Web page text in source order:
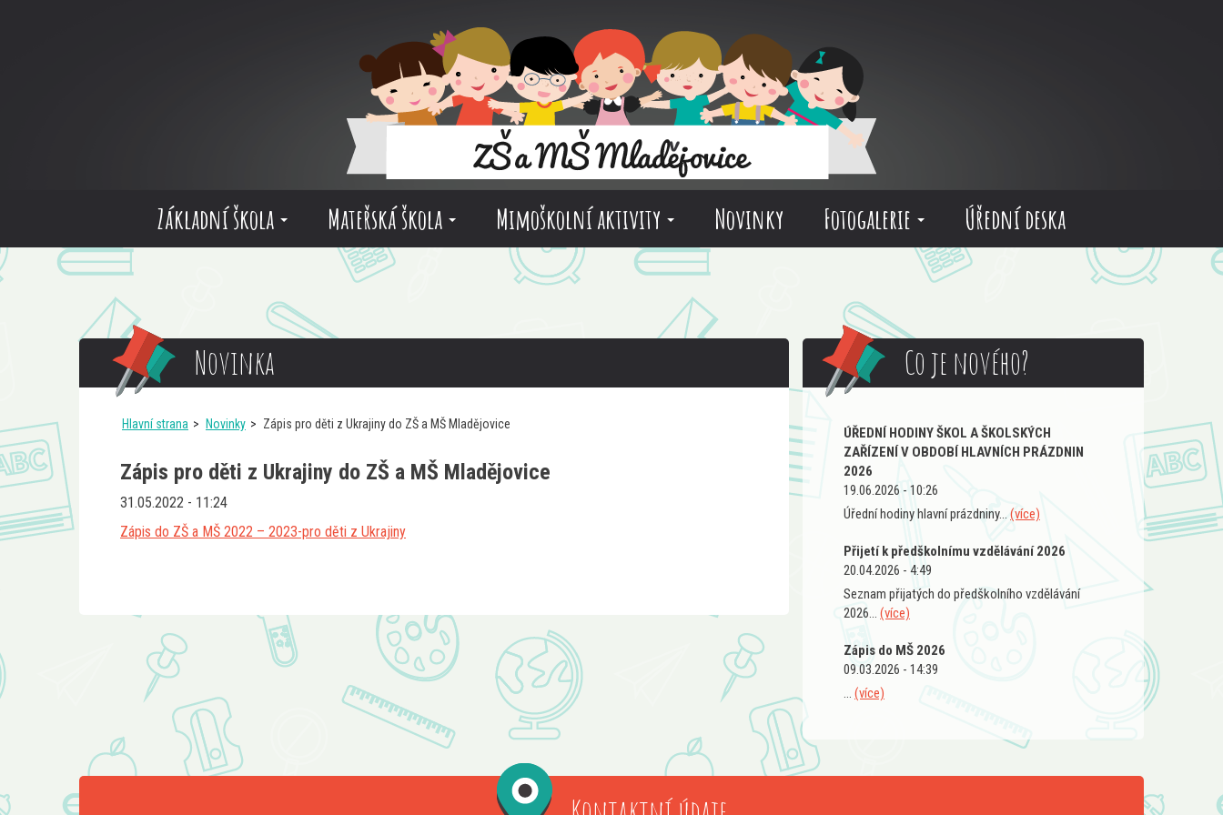
Základní škola Mateřská škola Mimoškolní aktivity Novinky Fotogalerie Úřední deska
Novinka
Hlavní strana Novinky Zápis pro děti z Ukrajiny do ZŠ a MŠ Mladějovice
Zápis pro děti z Ukrajiny do ZŠ a MŠ Mladějovice
31.05.2022 - 11:24
Zápis do ZŠ a MŠ 2022 – 2023-pro děti z Ukrajiny
Co je nového?
ÚŘEDNÍ HODINY ŠKOL A ŠKOLSKÝCH
ZAŘÍZENÍ V OBDOBÍ HLAVNÍCH PRÁZDNIN
2026
19.06.2026 - 10:26
Úřední hodiny hlavní prázdniny... (více)
Přijetí k předškolnímu vzdělávání 2026
20.04.2026 - 4:49
Seznam přijatých do předškolního vzdělávání
2026... (více)
Zápis do MŠ 2026
09.03.2026 - 14:39
... (více)